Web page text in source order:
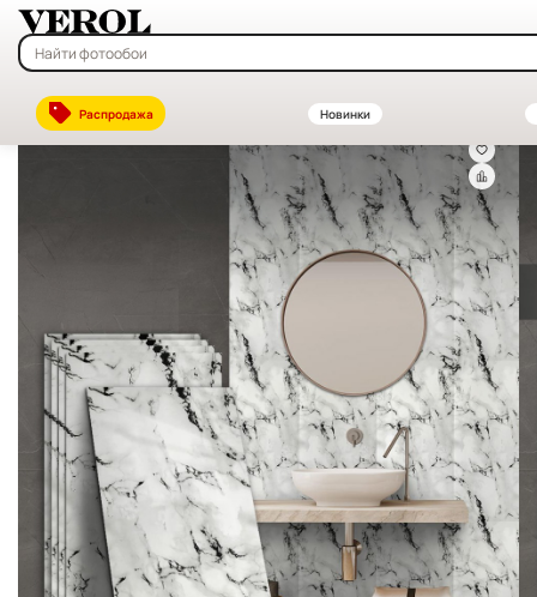
Распродажа Новинки
Главная—Каталог